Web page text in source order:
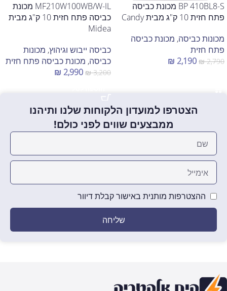
BP 410BL8-S מכונת כביסה
פתח חזית 10 ק"ג מבית Candy
מכונות כביסה, מכונת כביסה
פתח חזית
₪2,790
₪ 2,190
MF210W100WB/W-IL מכונת
כביסה פתח חזית 10 ק"ג מבית
Midea
כביסה ייבוש וגיהוץ, מכונות
כביסה, מכונת כביסה פתח חזית
₪3,200
₪ 2,990
הצטרפו למועדון הלקוחות שלנו ותיהנו
ממבצעים שווים לפני כולם!
ההצטרפות מותנית באישור קבלת דיוור
שליחה